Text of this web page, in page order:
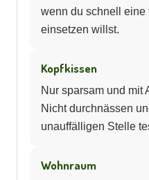
wenn du schnell eine
einsetzen willst.
Kopfkissen
Nur sparsam und mit
Nicht durchnässen
unauffälligen Stelle
Wohnraum